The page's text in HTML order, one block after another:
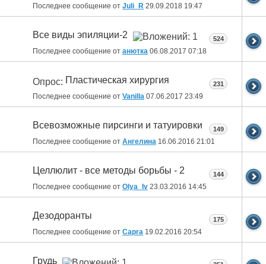
Последнее сообщение от Juli_R 29.09.2018 19:47
Все виды эпиляции-2
Последнее сообщение от анютка 06.08.2017 07:18
524
Опрос: Пластическая хирургия
Последнее сообщение от Vanilla 07.06.2017 23:49
231
Всевозможные пирсинги и татуировки
Последнее сообщение от Ангелина 16.06.2016 21:01
149
Целлюлит - все методы борьбы - 2
Последнее сообщение от Olya_Iv 23.03.2016 14:45
144
Дезодоранты
Последнее сообщение от Capra 19.02.2016 20:54
175
Грудь